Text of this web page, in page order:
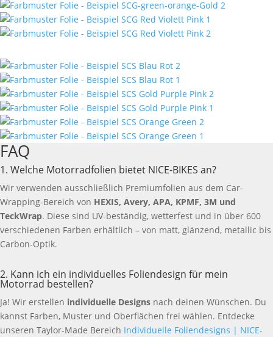
FAQ
1. Welche Motorradfolien bietet NICE-BIKES an?
Wir verwenden ausschließlich Premiumfolien aus dem Car-
Wrapping-Bereich von HEXIS, Avery, APA, KPMF, 3M und
TeckWrap. Diese sind UV-beständig, wetterfest und in über 600
verschiedenen Farben erhältlich – von matt, glänzend, metallic bis
Carbon-Optik.
2. Kann ich ein individuelles Foliendesign für mein
Motorrad bestellen?
Ja! Wir erstellen individuelle Designs nach deinen Wünschen. Du
kannst Farben, Muster und Oberflächen frei wählen. Entdecke
unseren Taylor-Made Bereich Individuelle Foliendesigns | NICE-